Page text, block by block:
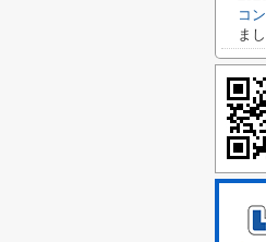
コ
まし